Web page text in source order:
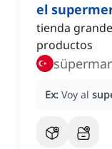
el
tienda
productos
Ex: Voy al